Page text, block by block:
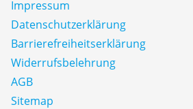
Impressum
Datenschutz­erklärung
Barrierefreiheitserklärung
Widerrufsbelehrung
AGB
Sitemap